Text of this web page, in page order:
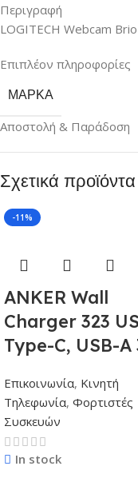
Περιγραφή
LOGITECH Webcam
Επιπλέον πληροφορίες
ΜΆΡΚΑ
Αποστολή & Παράδοση
Σχετικά προϊόντα
-11%
ANKER Wall
Charger 323
Type-C, USB-A
Επικοινωνία, Κινητή
Τηλεφωνία, Φορτιστές
Συσκευών
In stock